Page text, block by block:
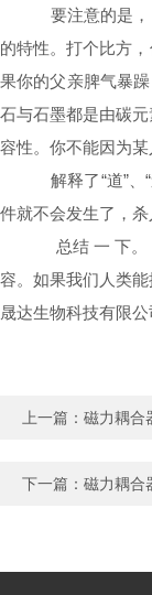
要注意的是，
的特性。打个比方
果你的父亲脾气暴躁
石与石墨都是由碳
容性。你不能因为某
解释了“道”、
件就不会发生了，
总结 一 下。
容。如果我们人类能
晟达生物科技有限公
上一篇： 磁力耦合
下一篇： 磁力耦合